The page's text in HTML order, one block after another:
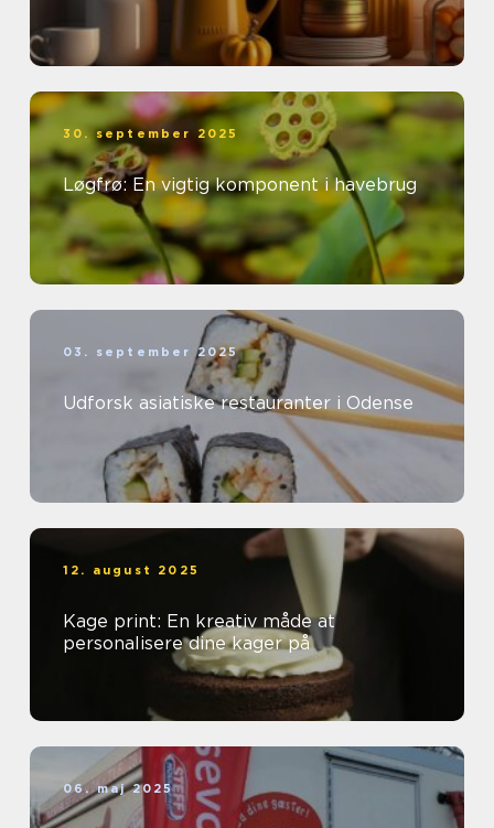
30. september 2025
Løgfrø: En vigtig komponent i havebrug
03. september 2025
Udforsk asiatiske restauranter i Odense
12. august 2025
Kage print: En kreativ måde at
personalisere dine kager på
06. maj 2025